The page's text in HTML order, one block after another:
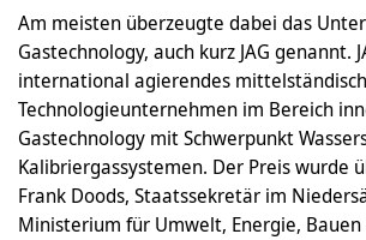
Am meisten überzeugte dabei das
Gastechnology, auch kurz JAG genannt.
international agierendes
Technologieunternehmen im Bereich
Gastechnology mit Schwerpunkt
Kalibriergassystemen. Der Preis wurde
Frank Doods, Staatssekretär im
Ministerium für Umwelt, Energie, Bauen